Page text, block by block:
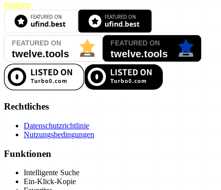
Rechtliches
Datenschutzrichtlinie
Nutzungsbedingungen
Funktionen
Intelligente Suche
Ein-Klick-Kopie